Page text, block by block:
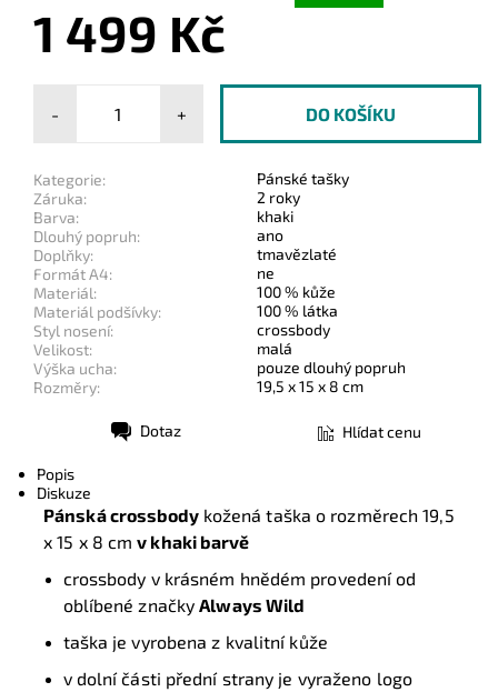
1 499 Kč
- +
Kategorie:
Pánské tašky
Záruka:
2 roky
Barva:
khaki
Dlouhý popruh:
ano
Doplňky:
tmavězlaté
Formát A4:
ne
Materiál:
100 % kůže
Materiál podšívky:
100 % látka
Styl nosení:
crossbody
Velikost:
malá
Výška ucha:
pouze dlouhý popruh
Rozměry:
19,5 x 15 x 8 cm
Dotaz Hlídat cenu
Popis
Diskuze
Pánská crossbody kožená taška o rozměrech 19,5
x 15 x 8 cmv khaki barvě
crossbody v krásném hnědém provedení od
oblíbené značkyAlways Wild
taška je vyrobena z kvalitní kůže
v dolní části přední strany je vyraženo logo